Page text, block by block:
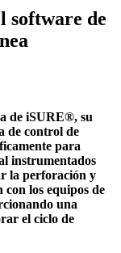
software de
de iSURE®, su
de control de
para
instrumentados
la perforación y
los equipos de
una
el ciclo de